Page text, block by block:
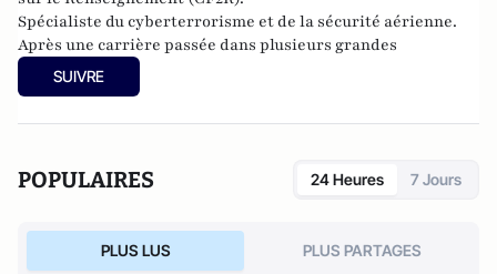
Spécialiste du cyberterrorisme et de la sécurité aérienne.
Après une carrière passée dans plusieurs grandes
entreprises du transport aérien, il devient consultant et
expert dans le domaine des infrastructures et de la sécurité.
SUIVRE
POPULAIRES 24 Heures 7 Jours
PLUS LUS PLUS PARTAGES